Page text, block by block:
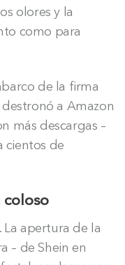
olores y la
como para
de la firma
a Amazon
más descargas –
cientos de
coloso
La apertura de la
– de Shein en